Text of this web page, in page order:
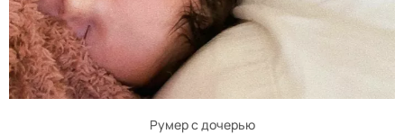
Румер с дочерью